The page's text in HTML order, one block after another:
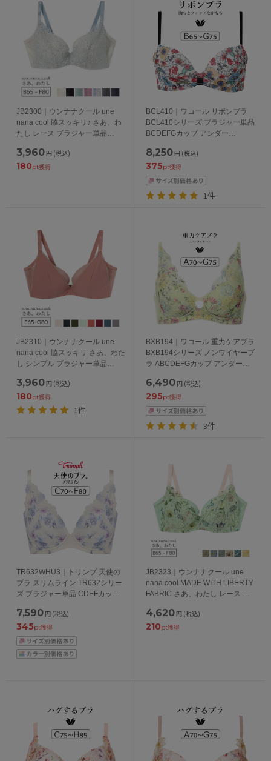
JB2300｜ウンナナクール une
nana cool 脇スッキリ♪ さあ、わ
たし レース ブラジャー単品
65/70/75/80cm
3,960 円 (税込)
180pt獲得
BCL410｜ワコール リボンブラ
BCL410シリーズ ブラジャー単品
BCDEFGカップ アンダー
8,250 円 (税込)
375pt獲得
1件
JB2310｜ウンナナクール une
nana cool 脇スッキリ さあ、わた
し シンプル ブラジャー単品
65/70/75/80cm
3,960 円 (税込)
180pt獲得
1件
BXB194｜ワコール 重力ケアブラ
BXB194シリーズ ノンワイヤーブ
ラ ABCDEFGカップ アンダー
6,490 円 (税込)
295pt獲得
3件
TR632WHU3｜トリンプ 天使の
ブラ スリムライン TR632シリー
ズ ブラジャー単品 CDEFカップ
7,590 円 (税込)
345pt獲得
JB2323｜ウンナナクール une
nana cool MADE WITH LIBERTY
FABRIC さあ、わたし レース ブ
ダー 65/70/75/80cm
4,620 円 (税込)
210pt獲得